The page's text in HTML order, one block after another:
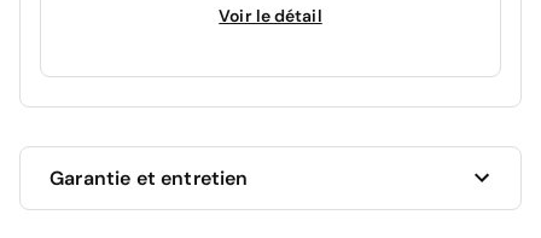
Voir le détail
Garantie et entretien